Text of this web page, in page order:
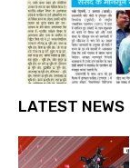
LATEST NEWS